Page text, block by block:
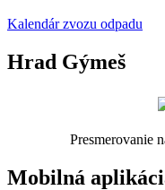
Kalendár zvozu odpadu
Hrad Gýmeš
Presmerovanie
Mobilná